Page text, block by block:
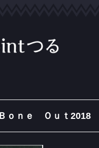
Ｂｏｎｅ Ｏｕｔ2018